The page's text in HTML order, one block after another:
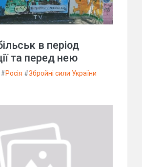
в період
та перед нею
#Росія #Збройні сили України